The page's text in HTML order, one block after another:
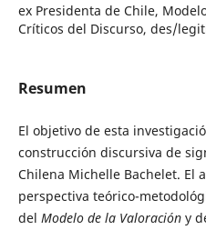
ex Presidenta de Chile,
Críticos del Discurso, des/
Resumen
El objetivo de esta
construcción discursiva de
Chilena Michelle Bachelet. El
perspectiva teórico-
del Modelo de la Valoracióny